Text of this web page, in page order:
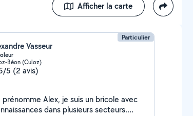
Afficher la carte
Particulier
Vasseur
Béon (Culoz)
5 (2 avis)
prénomme Alex, je suis un bricole avec
dans plusieurs secteurs.